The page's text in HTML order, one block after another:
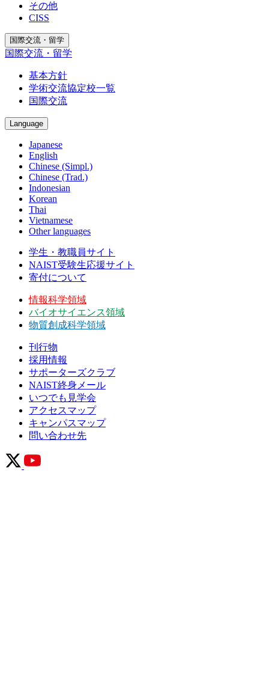
その他
CISS
国際交流・留学
国際交流・留学
基本方針
学術交流協定校一覧
国際交流
Language
Japanese
English
Chinese (Simpl.)
Chinese (Trad.)
Indonesian
Korean
Thai
Vietnamese
Other languages
学生・教職員サイト
NAIST受験生応援サイト
寄付について
情報科学領域
バイオサイエンス領域
物質創成科学領域
刊行物
採用情報
サポーターズクラブ
NAIST終身メール
いつでも見学会
アクセスマップ
キャンパスマップ
問い合わせ先